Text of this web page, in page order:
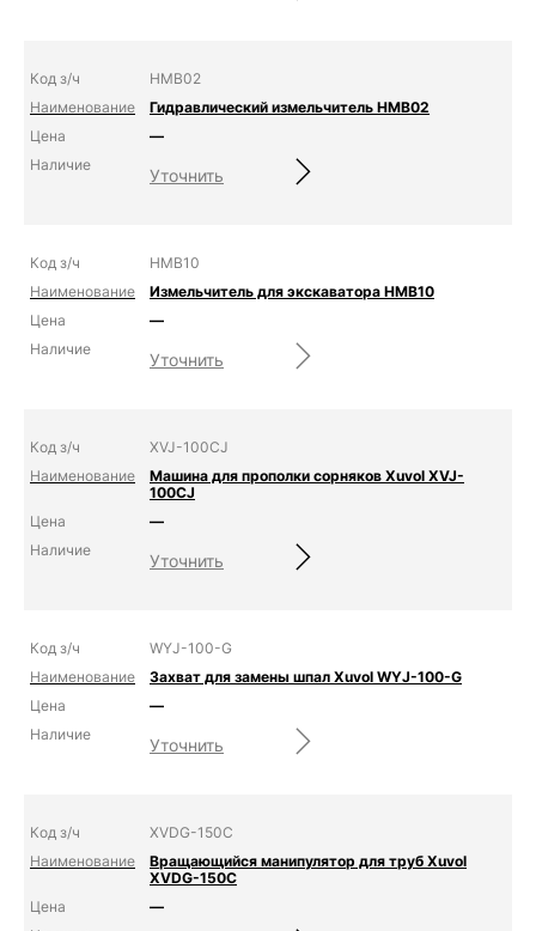
HMB02
Гидравлический измельчитель HMB02
—
Уточнить
HMB10
Измельчитель для экскаватора HMB10
—
Уточнить
XVJ-100CJ
Машина для прополки сорняков Xuvol XVJ-
100CJ
—
Уточнить
WYJ-100-G
Захват для замены шпал Xuvol WYJ-100-G
—
Уточнить
XVDG-150C
Вращающийся манипулятор для труб Xuvol
XVDG-150C
—